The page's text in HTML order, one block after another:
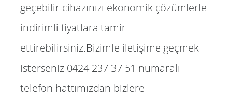
geçebilir cihazınızı ekonomik çözümlerle
indirimli fiyatlara tamir
ettirebilirsiniz.Bizimle iletişime geçmek
isterseniz 0424 237 37 51 numaralı
telefon hattımızdan bizlere